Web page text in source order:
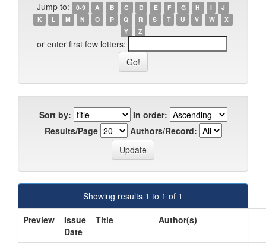
Jump to: 0-9 A B C D E F G H I
J
K
L M N O P Q R S T U V W
X
Y
Z
or enter first few letters:
Sort by:
In order:
Results/Page
Authors/Record:
Showing results 1 to 1 of 1
Preview
Issue
Date
Title Author(s)